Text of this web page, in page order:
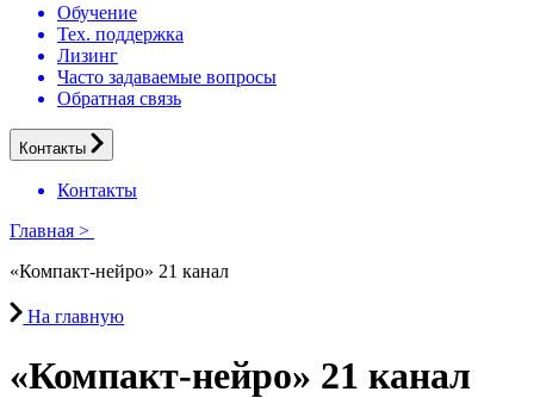
Обучение
Тех. поддержка
Лизинг
Часто задаваемые вопросы
Обратная связь
Контакты
Контакты
Главная >
«Компакт-нейро» 21 канал
На главную
«Компакт-нейро» 21 канал